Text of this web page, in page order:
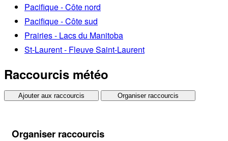
Pacifique - Côte nord
Pacifique - Côte sud
Prairies - Lacs du Manitoba
St-Laurent - Fleuve Saint-Laurent
Raccourcis météo
Ajouter aux raccourcis Organiser raccourcis
Organiser raccourcis